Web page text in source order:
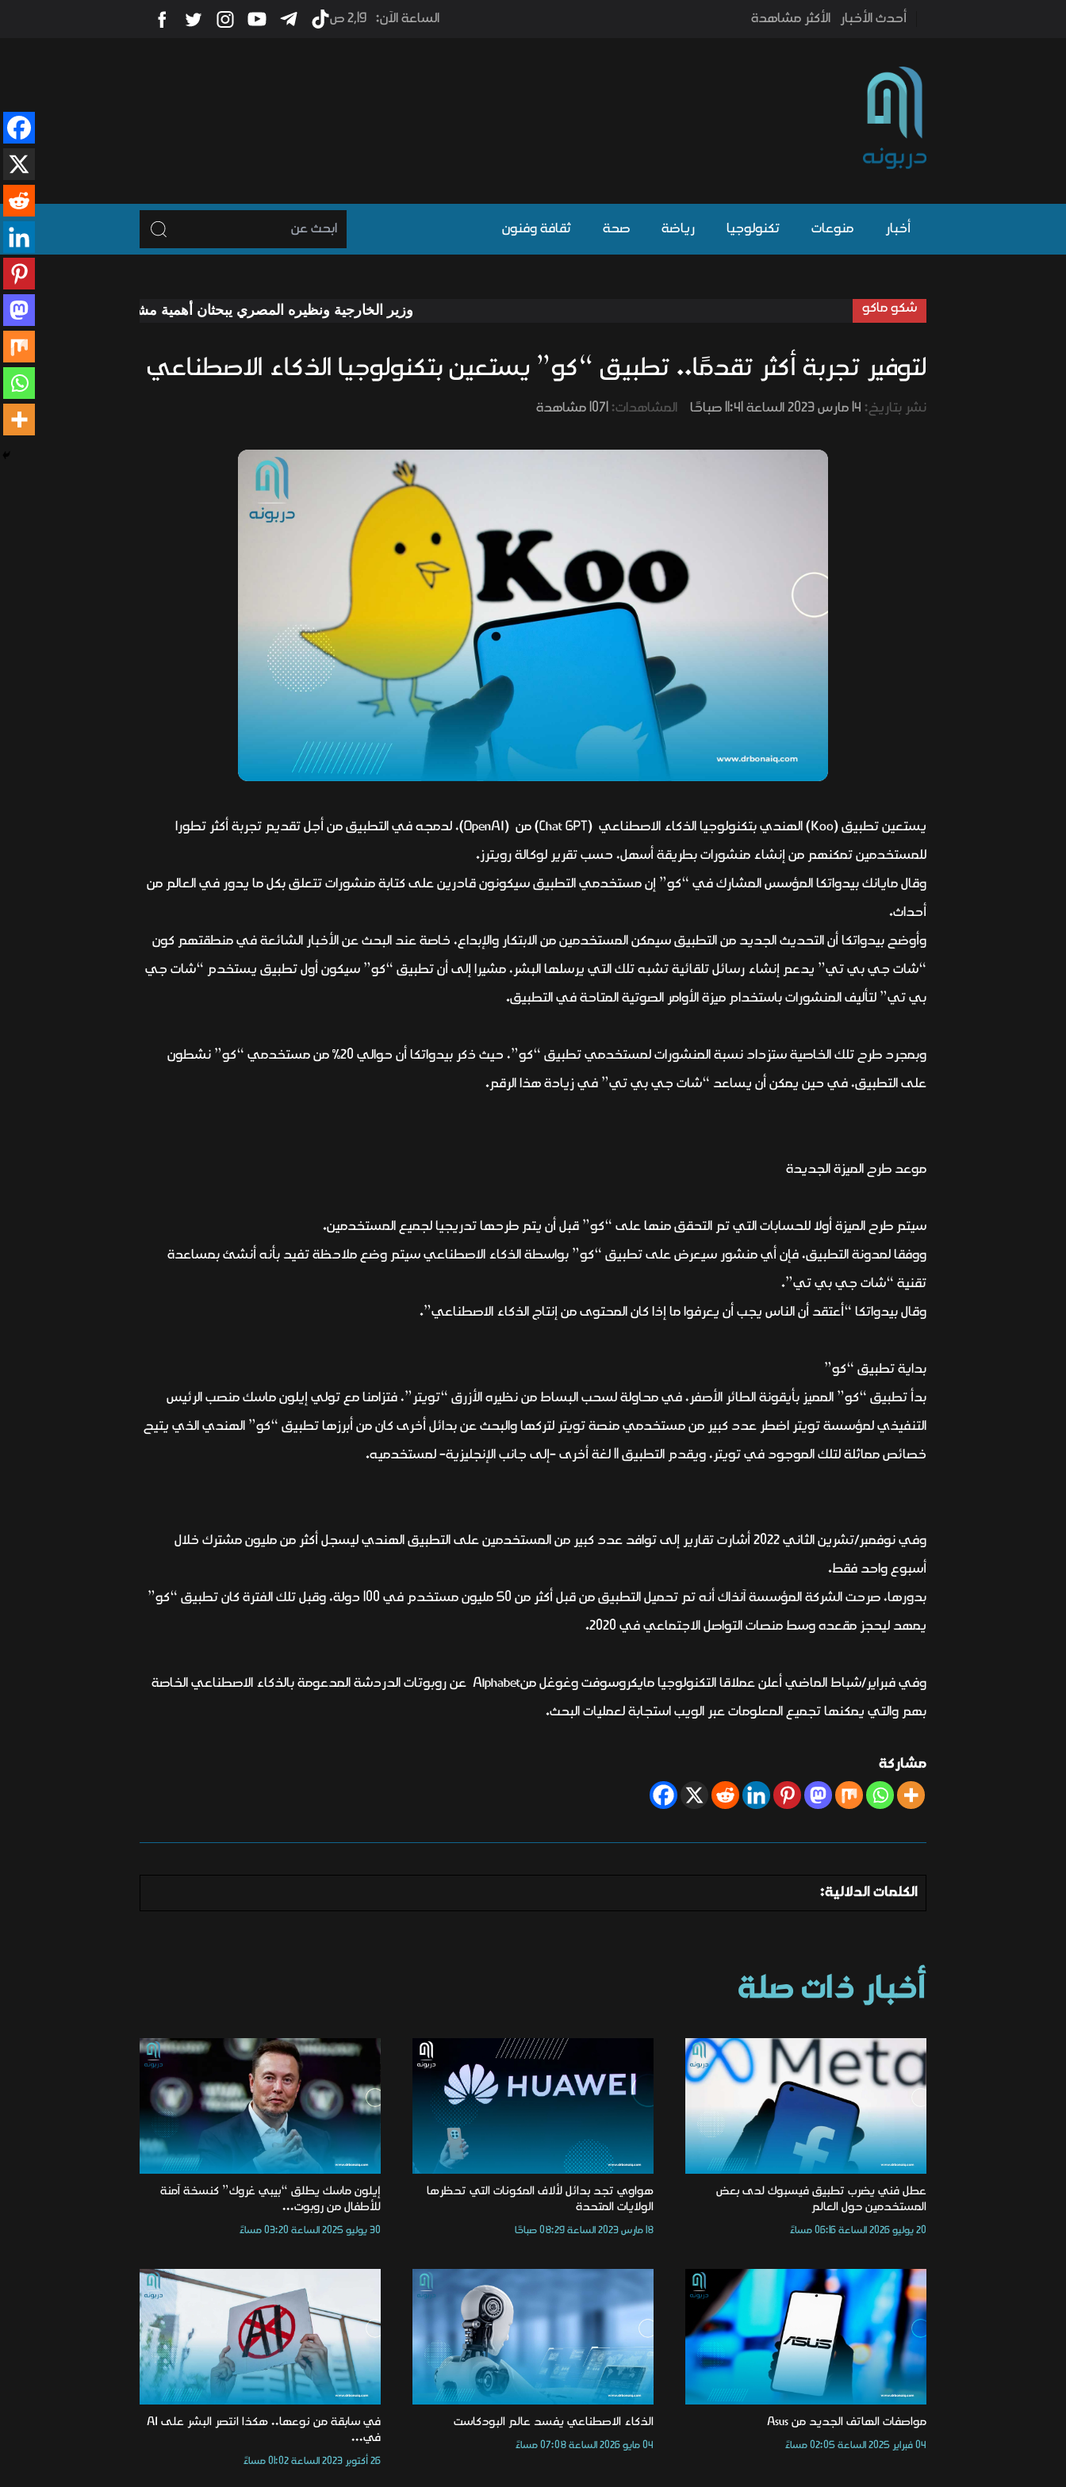
أحدث الأخبار الأكثر مشاهدة الساعة الآن: 2٫19 ص
أخبار منوعات تكنولوجيا رياضة صحة ثقافة وفنون
شكو ماكو وزير الخارجية ونظيره المصري يبحثان أهمية مشروع مد أنبوب النفط إلى العقبة -
لتوفير تجربة أكثر تقدمًا.. تطبيق “كو” يستعين بتكنولوجيا الذكاء الاصطناعي
نشر بتاريخ: 14 مارس 2023 الساعة 11:41 صباحًا المشاهدات:1071 مشاهدة
يستعين تطبيق (Koo) الهندي بتكنولوجيا الذكاء الاصطناعي (Chat GPT) من (OpenAI)، لدمجه في التطبيق من أجل تقديم تجربة أكثر تطورا
للمستخدمين تمكنهم من إنشاء منشورات بطريقة أسهل، حسب تقرير لوكالة رويترز.
وقال مايانك بيدواتكا المؤسس المشارك في “كو” إن مستخدمي التطبيق سيكونون قادرين على كتابة منشورات تتعلق بكل ما يدور في العالم من
أحداث.
وأوضح بيدواتكا أن التحديث الجديد من التطبيق سيمكن المستخدمين من الابتكار والإبداع، خاصة عند البحث عن الأخبار الشائعة في منطقتهم كون
“شات جي بي تي” يدعم إنشاء رسائل تلقائية تشبه تلك التي يرسلها البشر، مشيرا إلى أن تطبيق “كو” سيكون أول تطبيق يستخدم “شات جي
بي تي” لتأليف المنشورات باستخدام ميزة الأوامر الصوتية المتاحة في التطبيق.
وبمجرد طرح تلك الخاصية ستزداد نسبة المنشورات لمستخدمي تطبيق “كو”، حيث ذكر بيدواتكا أن حوالي 20% من مستخدمي “كو” نشطون
على التطبيق، في حين يمكن أن يساعد “شات جي بي تي” في زيادة هذا الرقم.
موعد طرح الميزة الجديدة
سيتم طرح الميزة أولا للحسابات التي تم التحقق منها على “كو” قبل أن يتم طرحها تدريجيا لجميع المستخدمين.
ووفقا لمدونة التطبيق، فإن أي منشور سيعرض على تطبيق “كو” بواسطة الذكاء الاصطناعي سيتم وضع ملاحظة تفيد بأنه أنشئ بمساعدة
تقنية “شات جي بي تي”.
وقال بيدواتكا “أعتقد أن الناس يجب أن يعرفوا ما إذا كان المحتوى من إنتاج الذكاء الاصطناعي”.
بداية تطبيق “كو”
بدأ تطبيق “كو” المميز بأيقونة الطائر الأصفر، في محاولة لسحب البساط من نظيره الأزرق “تويتر”، فتزامنا مع تولي إيلون ماسك منصب الرئيس
التنفيذي لمؤسسة تويتر اضطر عدد كبير من مستخدمي منصة تويتر لتركها والبحث عن بدائل أخرى كان من أبرزها تطبيق “كو” الهندي الذي يتيح
خصائص مماثلة لتلك الموجود في تويتر، ويقدم التطبيق 11 لغة أخرى -إلى جانب الإنجليزية- لمستخدميه.
وفي نوفمبر/تشرين الثاني 2022 أشارت تقارير إلى توافد عدد كبير من المستخدمين على التطبيق الهندي ليسجل أكثر من مليون مشترك خلال
أسبوع واحد فقط.
بدورها، صرحت الشركة المؤسسة آنذاك أنه تم تحميل التطبيق من قبل أكثر من 50 مليون مستخدم في 100 دولة، وقبل تلك الفترة كان تطبيق “كو”
يمهد ليحجز مقعده وسط منصات التواصل الاجتماعي في 2020.
وفي فبراير/شباط الماضي أعلن عملاقا التكنولوجيا مايكروسوفت وغوغل منAlphabet عن روبوتات الدردشة المدعومة بالذكاء الاصطناعي الخاصة
بهم والتي يمكنها تجميع المعلومات عبر الويب استجابة لعمليات البحث.
مشاركة
الكلمات الدلالية:
أخبار ذات صلة
عطل فني يضرب تطبيق فيسبوك لدى بعض
المستخدمين حول العالم
20 يوليو 2026 الساعة 06:16 مساءً
هواوي تجد بدائل لألاف المكونات التي تحظرها
الولايات المتحدة
18 مارس 2023 الساعة 08:29 صباحًا
إيلون ماسك يطلق “بيبي غروك” كنسخة آمنة
للأطفال من روبوت...
30 يوليو 2025 الساعة 03:20 مساءً
مواصفات الهاتف الجديد من Asus
04 فبراير 2025 الساعة 02:05 مساءً
الذكاء الاصطناعي يفسد عالم البودكاست
04 مايو 2026 الساعة 07:08 مساءً
في سابقة من نوعها.. هكذا انتصر البشر على AI
في...
26 أكتوبر 2023 الساعة 01:02 مساءً